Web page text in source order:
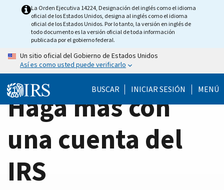
HomeLa Orden Ejecutiva 14224, Designación del inglés como el idioma
oficial de los Estados Unidos, designa al inglés como el idioma
oficial de los Estados Unidos. Por lo tanto, la versión en inglés de
todo documento es la versión oficial de toda información
publicada por el gobierno federal.
Un sitio oficial del Gobierno de Estados Unidos
Así es como usted puede verificarlo
BUSCAR INICIAR SESIÓN MENÚ
Haga más con
una cuenta del
IRS